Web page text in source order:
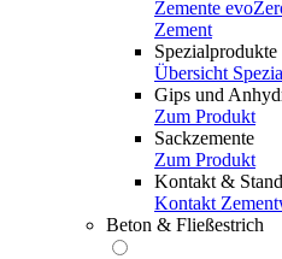
Zemente
Zement
Spezialprodukte
Übersicht
Gips und
Zum Produkt
Sackzemente
Zum Produkt
Kontakt &
Kontakt
Beton & Fließestrich